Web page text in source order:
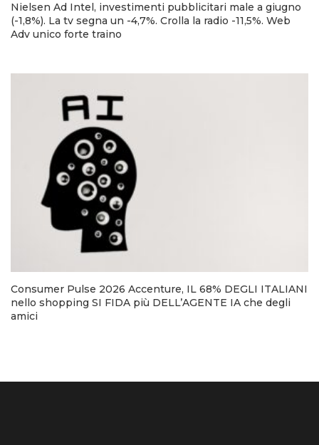
Nielsen Ad Intel, investimenti pubblicitari male a giugno
(-1,8%). La tv segna un -4,7%. Crolla la radio -11,5%. Web
Adv unico forte traino
Consumer Pulse 2026 Accenture, IL 68% DEGLI ITALIANI
nello shopping SI FIDA più DELL’AGENTE IA che degli
amici